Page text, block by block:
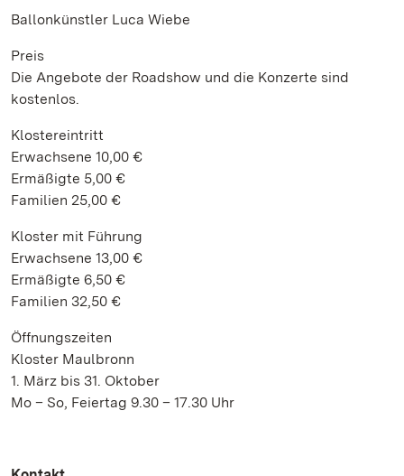
Ballonkünstler Luca Wiebe
Preis
Die Angebote der Roadshow und die Konzerte sind
kostenlos.
Klostereintritt
Erwachsene 10,00 €
Ermäßigte 5,00 €
Familien 25,00 €
Kloster mit Führung
Erwachsene 13,00 €
Ermäßigte 6,50 €
Familien 32,50 €
Öffnungszeiten
Kloster Maulbronn
1. März bis 31. Oktober
Mo – So, Feiertag 9.30 – 17.30 Uhr